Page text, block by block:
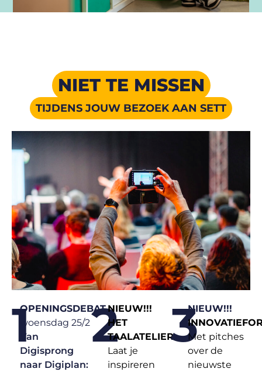
NIET TE MISSEN
TIJDENS JOUW BEZOEK AAN SETT
1OPENINGSDEBAT
woensdag 25/2
Van
Digisprong
naar Digiplan:
2NIEUW!!!
HET
TAALATELIER
Laat je
inspireren
3NIEUW!!!
Met pitches
over de
nieuwste